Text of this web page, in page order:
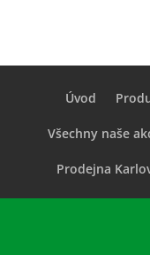
Úvod
Všechny naše
Prodejna